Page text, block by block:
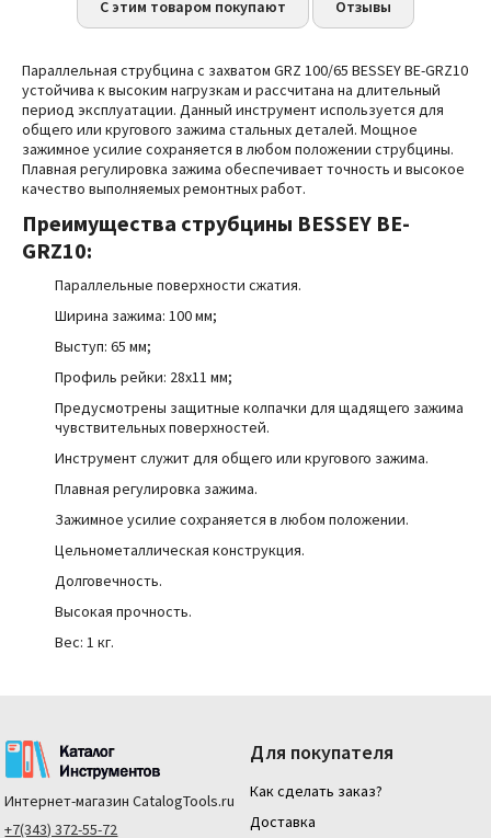
С этим товаром покупают Отзывы
Параллельная струбцина с захватом GRZ 100/65 BESSEY BE-GRZ10
устойчива к высоким нагрузкам и рассчитана на длительный
период эксплуатации. Данный инструмент используется для
общего или кругового зажима стальных деталей. Мощное
зажимное усилие сохраняется в любом положении струбцины.
Плавная регулировка зажима обеспечивает точность и высокое
качество выполняемых ремонтных работ.
Преимущества струбцины BESSEY BE-
GRZ10:
Параллельные поверхности сжатия.
Ширина зажима: 100 мм;
Выступ: 65 мм;
Профиль рейки: 28х11 мм;
Предусмотрены защитные колпачки для щадящего зажима
чувствительных поверхностей.
Инструмент служит для общего или кругового зажима.
Плавная регулировка зажима.
Зажимное усилие сохраняется в любом положении.
Цельнометаллическая конструкция.
Долговечность.
Высокая прочность.
Вес: 1 кг.
Интернет-магазин CatalogTools.ru
+7(343) 372-55-72
Для покупателя
Как сделать заказ?
Доставка